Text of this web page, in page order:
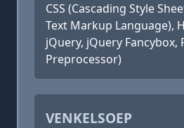
CSS (Cascading Style
Text Markup Language),
jQuery, jQuery Fancybox,
Preprocessor)
VENKELSOEP